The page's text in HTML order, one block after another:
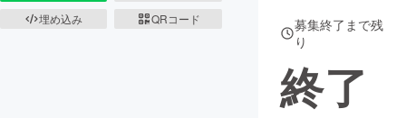
埋め込み
QRコード
募集終了まで残
り
終了